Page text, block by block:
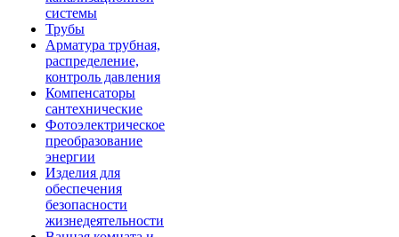
системы
Трубы
Арматура трубная,
распределение,
контроль давления
Компенсаторы
сантехнические
Фотоэлектрическое
преобразование
энергии
Изделия для
обеспечения
безопасности
жизнедеятельности